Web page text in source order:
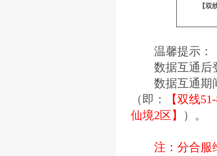
【双
温馨提示：
数据互通后登
数据互通期间
（即：
【双线
仙境2区】
）。
注：分合服